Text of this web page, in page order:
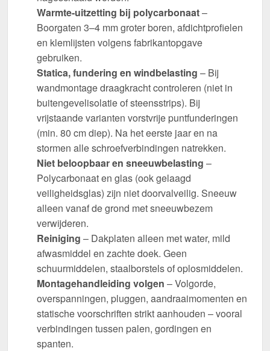
Warmte-uitzetting bij polycarbonaat–
Boorgaten 3–4 mm groter boren, afdichtprofielen
en klemlijsten volgens fabrikantopgave
gebruiken.
Statica, fundering en windbelasting – Bij
wandmontage draagkracht controleren (niet in
buitengevelisolatie of steensstrips). Bij
vrijstaande varianten vorstvrije puntfunderingen
(min. 80 cm diep). Na het eerste jaar en na
stormen alle schroefverbindingen natrekken.
Niet beloopbaar en sneeuwbelasting –
Polycarbonaat en glas (ook gelaagd
veiligheidsglas) zijn niet doorvalveilig. Sneeuw
alleen vanaf de grond met sneeuwbezem
verwijderen.
Reiniging – Dakplaten alleen met water, mild
afwasmiddel en zachte doek. Geen
schuurmiddelen, staalborstels of oplosmiddelen.
Montagehandleiding volgen – Volgorde,
overspanningen, pluggen, aandraaimomenten en
statische voorschriften strikt aanhouden – vooral
verbindingen tussen palen, gordingen en
spanten.